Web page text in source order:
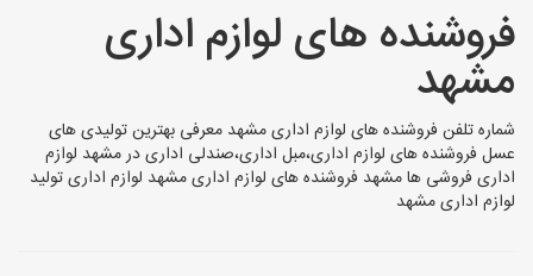
فروشنده های لوازم اداری
مشهد
شماره تلفن فروشنده های لوازم اداری مشهد معرفی بهترین تولیدی های
عسل فروشنده های لوازم اداری،مبل اداری،صندلی اداری در مشهد لوازم
اداری فروشی ها مشهد فروشنده های لوازم اداری مشهد لوازم اداری تولید
لوازم اداری مشهد